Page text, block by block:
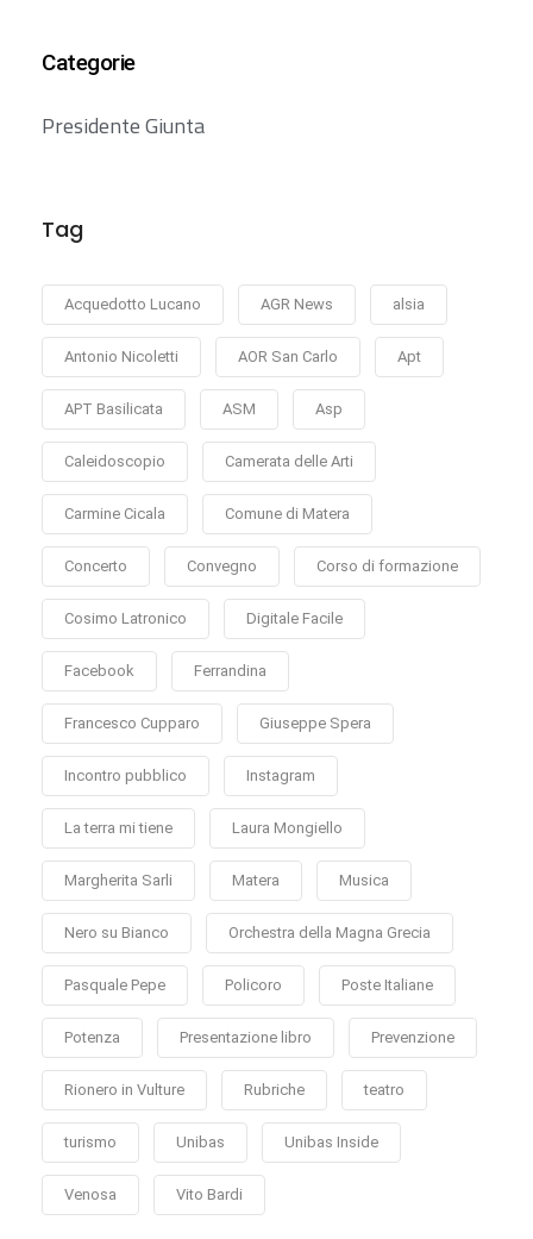
Categorie
Presidente Giunta
Tag
Acquedotto Lucano AGR News alsia
Antonio Nicoletti AOR San Carlo Apt
APT Basilicata ASM Asp
Caleidoscopio Camerata delle Arti
Carmine Cicala Comune di Matera
Concerto Convegno Corso di formazione
Cosimo Latronico Digitale Facile
Facebook Ferrandina
Francesco Cupparo Giuseppe Spera
Incontro pubblico Instagram
La terra mi tiene Laura Mongiello
Margherita Sarli Matera Musica
Nero su Bianco Orchestra della Magna Grecia
Pasquale Pepe Policoro Poste Italiane
Potenza Presentazione libro Prevenzione
Rionero in Vulture Rubriche teatro
turismo Unibas Unibas Inside
Venosa Vito Bardi